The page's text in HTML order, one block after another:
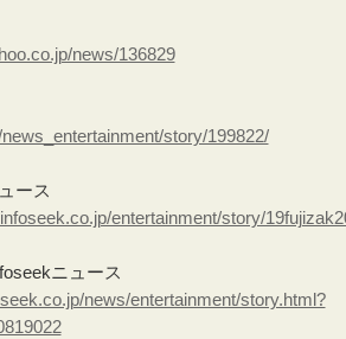
news/136829
story/199822/
ース
entertainment/story/
ニュース
news/entertainment/story.html?